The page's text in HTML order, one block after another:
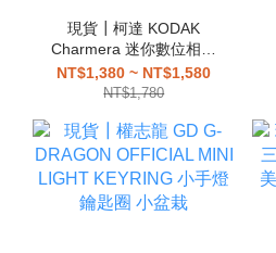
現貨┃柯達 KODAK
Charmera 迷你數位相機
鑰匙圈 盲盒
NT$1,380 ~ NT$1,580
NT$1,780